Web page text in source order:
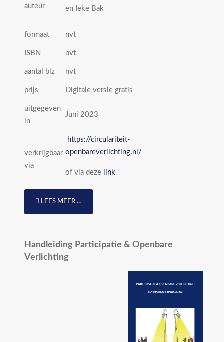
auteur en Ieke Bak
formaat nvt
ISBN nvt
aantal blz nvt
prijs Digitale versie gratis
uitgegeven
in
Juni 2023
verkrijgbaar
via
https://circulariteit-
openbareverlichting.nl/
of via deze link
LEES MEER …
Handleiding Participatie & Openbare
Verlichting